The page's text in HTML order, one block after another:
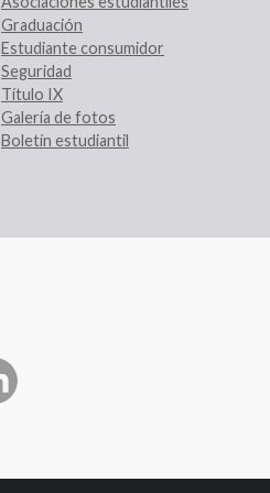
Graduación
Estudiante consumidor
Seguridad
Título IX
Galería de fotos
Boletín estudiantil